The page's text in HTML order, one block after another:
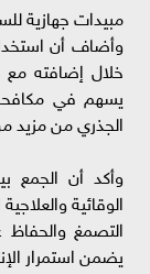
مبيدات جهازية
وأضاف أن
خلال إضافته مع
يسهم في مكافحة
الجذري من مزيد
وأكد أن الجمع
الوقائية
التصمغ
يضمن استمرار